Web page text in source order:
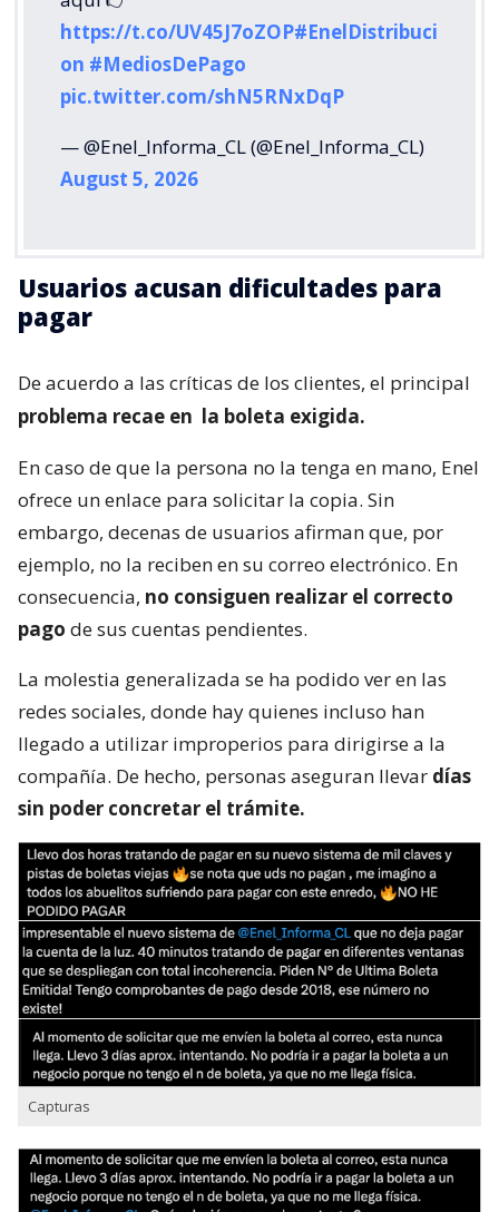
https://t.co/UV45J7oZOP#EnelDistribuci
on #MediosDePago
pic.twitter.com/shN5RNxDqP
— @Enel_Informa_CL (@Enel_Informa_CL)
August 5, 2026
Usuarios acusan dificultades para
pagar
De acuerdo a las críticas de los clientes, el principal
problema recae en la boleta exigida.
En caso de que la persona no la tenga en mano, Enel
ofrece un enlace para solicitar la copia. Sin
embargo, decenas de usuarios afirman que, por
ejemplo, no la reciben en su correo electrónico. En
consecuencia, no consiguen realizar el correcto
pago de sus cuentas pendientes.
La molestia generalizada se ha podido ver en las
redes sociales, donde hay quienes incluso han
llegado a utilizar improperios para dirigirse a la
compañía. De hecho, personas aseguran llevar días
sin poder concretar el trámite.
Capturas